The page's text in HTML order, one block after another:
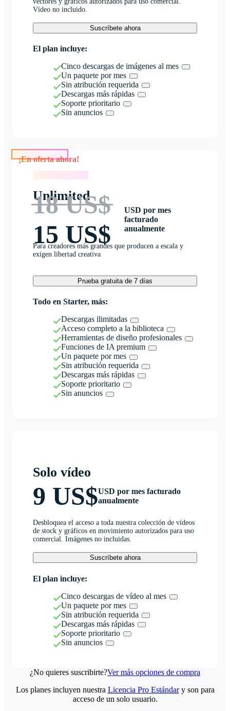
Vídeo no incluido.
Suscríbete ahora
El plan incluye:
Cinco descargas de imágenes al mes
Un paquete por mes
Sin atribución requerida
Descargas más rápidas
Soporte prioritario
Sin anuncios
Unlimited
18 US$
15 US$
USD por mes
facturado
anualmente
Para creadores más grandes que producen a escala y
exigen libertad creativa
Prueba gratuita de 7 días
Todo en Starter, más:
Descargas ilimitadas
Acceso completo a la biblioteca
Herramientas de diseño profesionales
Funciones de IA premium
Un paquete por mes
Sin atribución requerida
Descargas más rápidas
Soporte prioritario
Sin anuncios
Solo vídeo
9 US$USD por mes facturado
anualmente
Desbloquea el acceso a toda nuestra colección de vídeos
de stock y gráficos en movimiento autorizados para uso
comercial. Imágenes no incluidas.
Suscríbete ahora
El plan incluye:
Cinco descargas de vídeo al mes
Un paquete por mes
Sin atribución requerida
Descargas más rápidas
Soporte prioritario
Sin anuncios
¿No quieres suscribirte?Ver más opciones de compra
Los planes incluyen nuestra Licencia Pro Estándary son para
acceso de un solo usuario.